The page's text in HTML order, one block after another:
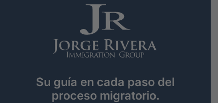
Su guía en cada paso del
proceso migratorio.